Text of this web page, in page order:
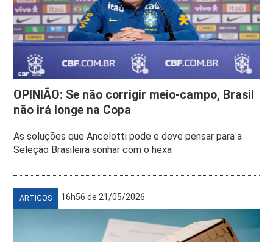
OPINIÃO: Se não corrigir meio-campo, Brasil
não irá longe na Copa
As soluções que Ancelotti pode e deve pensar para a
Seleção Brasileira sonhar com o hexa
ARTIGOS 16h56 de 21/05/2026